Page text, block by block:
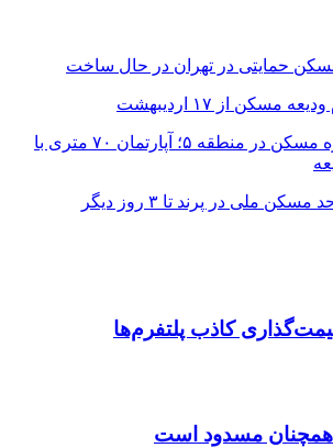
مسکن از ۱۷ اردیبهشت
نرخ‌ رهن و اجاره مسکن در منطقه ۵؛ آپارتمان ۷۰ متری با
کاذب پلتفرم‌ها
مسدود است